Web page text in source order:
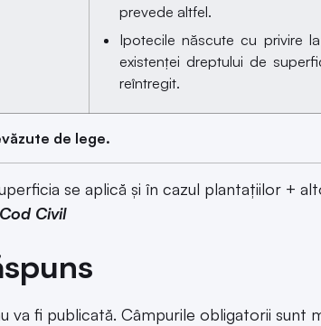
prevede altfel.
Ipotecile născute cu privire
existenței dreptului de
reîntregit.
de lege.
se aplică și în cazul plantațiilor +
Civil
va fi publicată. Câmpurile obligatorii sunt